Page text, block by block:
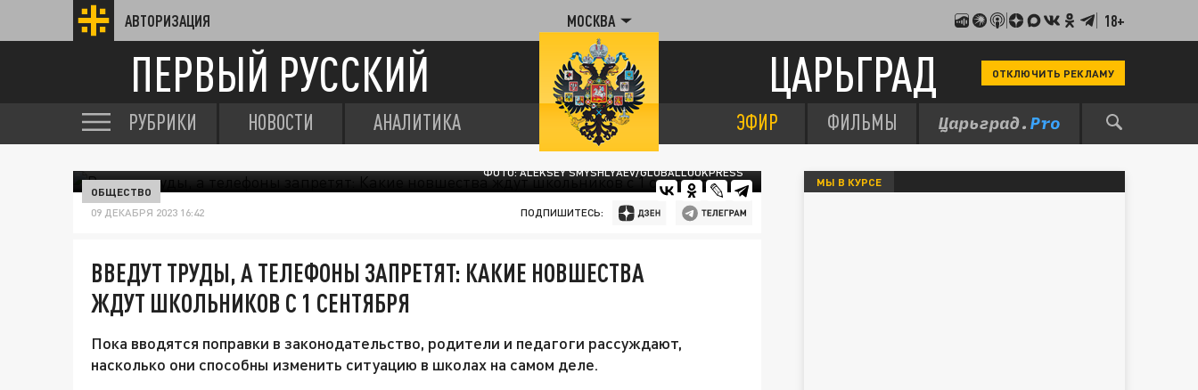
АВТОРИЗАЦИЯ МОСКВА 18+
ПЕРВЫЙ РУССКИЙ ЦАРЬГРАД ОТКЛЮЧИТЬ РЕКЛАМУ
РУБРИКИ НОВОСТИ АНАЛИТИКА ЭФИР ФИЛЬМЫ
ФОТО: ALEKSEY SMYSHLYAEV/GLOBALLOOKPRESS
ОБЩЕСТВО
09 ДЕКАБРЯ 2023 16:42 ПОДПИШИТЕСЬ:
ВВЕДУТ ТРУДЫ, А ТЕЛЕФОНЫ ЗАПРЕТЯТ: КАКИЕ НОВШЕСТВА
ЖДУТ ШКОЛЬНИКОВ С 1 СЕНТЯБРЯ
Пока вводятся поправки в законодательство, родители и педагоги рассуждают,
насколько они способны изменить ситуацию в школах на самом деле.
МЫ В КУРСЕ